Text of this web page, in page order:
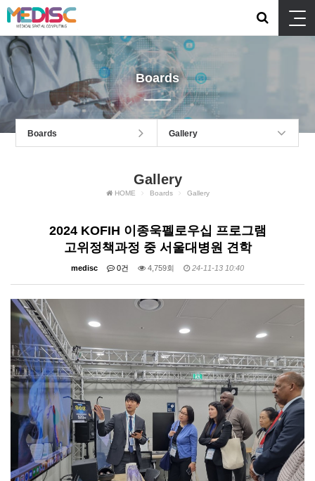
Boards
Boards Gallery
Gallery
HOME Boards Gallery
2024 KOFIH 이종욱펠로우십 프로그램
고위정책과정 중 서울대병원 견학
medisc 0건 4,759회 24-11-13 10:40